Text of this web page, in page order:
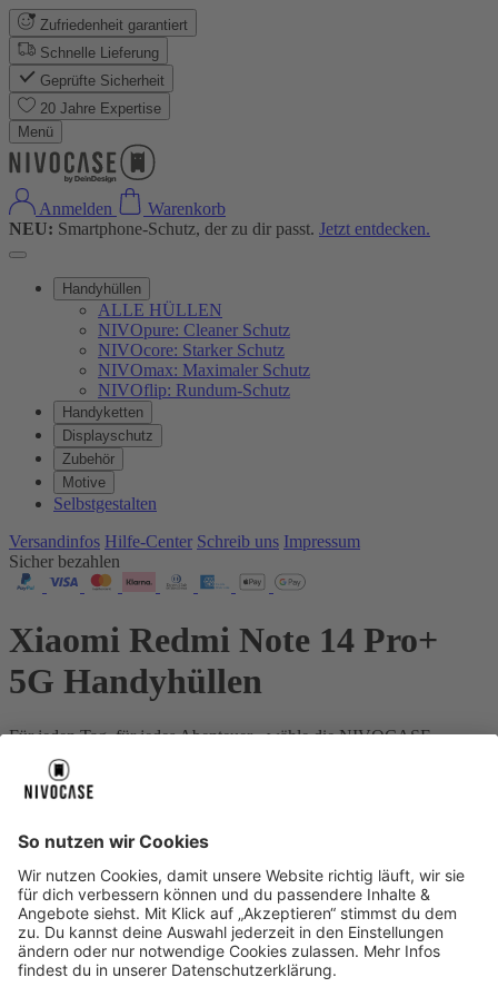
Zufriedenheit garantiert
Schnelle Lieferung
Geprüfte Sicherheit
20 Jahre Expertise
Menü
Anmelden
Warenkorb
NEU: Smartphone-Schutz, der zu dir passt. Jetzt entdecken.
Handyhüllen
ALLE HÜLLEN
NIVOpure: Cleaner Schutz
NIVOcore: Starker Schutz
NIVOmax: Maximaler Schutz
NIVOflip: Rundum-Schutz
Handyketten
Displayschutz
Zubehör
Motive
Selbstgestalten
Versandinfos Hilfe-Center Schreib uns Impressum
Sicher bezahlen
Xiaomi Redmi Note 14 Pro+
5G Handyhüllen
Für jeden Tag, für jedes Abenteuer - wähle die NIVOCASE
Schutzstufe, die genau zu deinem Leben passt.
Dein Gerät:
Über uns Über uns
About NIVOCASE NIVOCASE Test Lab Schreib uns
Sicher bezahlen
Sicher bezahlen